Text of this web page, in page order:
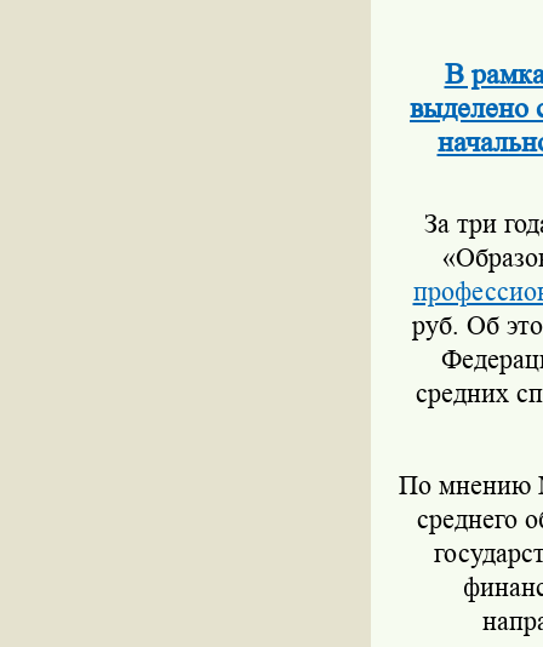
В
выделено
За три
руб. Об
средних
По мнению
среднего